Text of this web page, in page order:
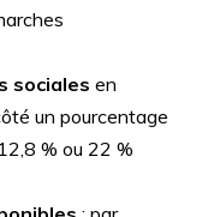
sociales en
un pourcentage
% ou 22 %